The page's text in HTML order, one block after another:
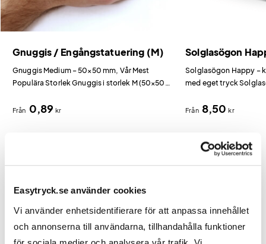
Easytryck.se använder cookies
Vi använder enhetsidentifierare för att anpassa innehållet
och annonserna till användarna, tillhandahålla funktioner
Gnuggis / Engångstatuering (M)
Gnuggis Medium – 50×50 mm, Vår Mest
Populära Storlek Gnuggis i storlek M (50×50
balansen mellan synlighet och hanterbarhet.
Från 0,89kr
Solglasögon
Solglasögon Happy –
med eget tryck
beställa
Från 8,50kr